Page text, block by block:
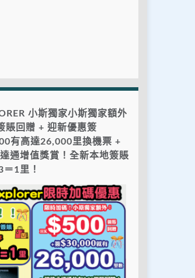
小斯獨家小斯獨家額外
賬回贈 + 迎新優惠簽
有高達26,000里換機票 +
通增值獎賞！全新本地簽賬
1里！